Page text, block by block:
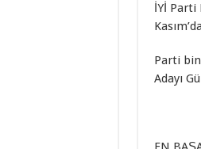
İYİ Parti
Parti
Adayı